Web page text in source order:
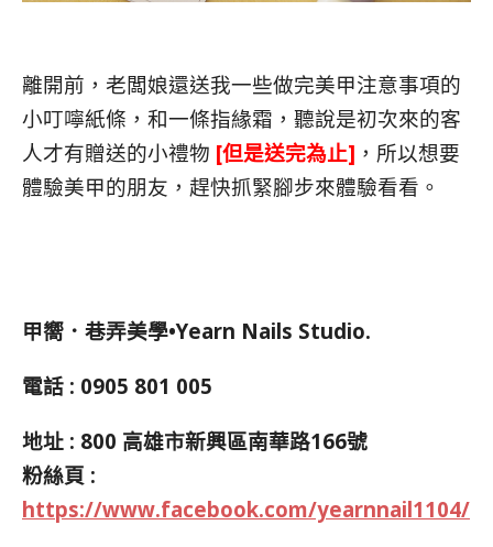
離開前，老闆娘還送我一些做完美甲注意事項的
小叮嚀紙條，和一條指緣霜，聽說是初次來的客
人才有贈送的小禮物 [但是送完為止] ，所以想要
體驗美甲的朋友，趕快抓緊腳步來體驗看看。
甲嚮．巷弄美學•Yearn Nails Studio.
電話 : 0905 801 005
地址 : 800 高雄市新興區南華路166號
粉絲頁 :
https://www.facebook.com/yearnnail1104/